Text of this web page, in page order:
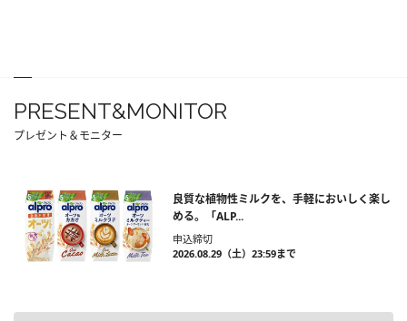
PRESENT&MONITOR
プレゼント＆モニター
良質な植物性ミルクを、手軽においしく楽し
める。「ALP...
申込締切
2026.08.29（土）23:59まで